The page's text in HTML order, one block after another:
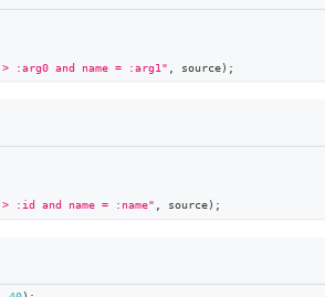
:arg0 and name = :arg1" source) ;
:id and name = :name" , source) ;